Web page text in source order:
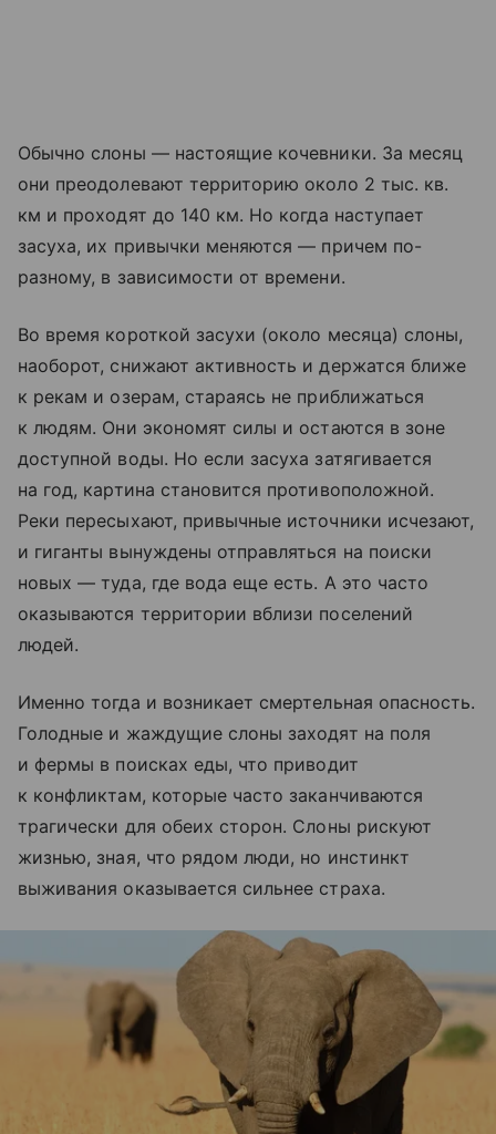
Обычно слоны — настоящие кочевники. За месяц
они преодолевают территорию около 2 тыс. кв.
км и проходят до 140 км. Но когда наступает
засуха, их привычки меняются — причем по-
разному, в зависимости от времени.
Во время короткой засухи (около месяца) слоны,
наоборот, снижают активность и держатся ближе
к рекам и озерам, стараясь не приближаться
к людям. Они экономят силы и остаются в зоне
доступной воды. Но если засуха затягивается
на год, картина становится противоположной.
Реки пересыхают, привычные источники исчезают,
и гиганты вынуждены отправляться на поиски
новых — туда, где вода еще есть. А это часто
оказываются территории вблизи поселений
людей.
Именно тогда и возникает смертельная опасность.
Голодные и жаждущие слоны заходят на поля
и фермы в поисках еды, что приводит
к конфликтам, которые часто заканчиваются
трагически для обеих сторон. Слоны рискуют
жизнью, зная, что рядом люди, но инстинкт
выживания оказывается сильнее страха.